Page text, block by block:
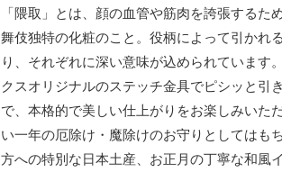
「隈取」とは、顔の血管や筋肉を誇張するた
舞伎独特の化粧のこと。役柄によって引かれ
り、それぞれに深い意味が込められています
クスオリジナルのステッチ金具でピシッと引
で、本格的で美しい仕上がりをお楽しみいた
い一年の厄除け・魔除けのお守りとしてはも
方への特別な日本土産、お正月の丁寧な和風